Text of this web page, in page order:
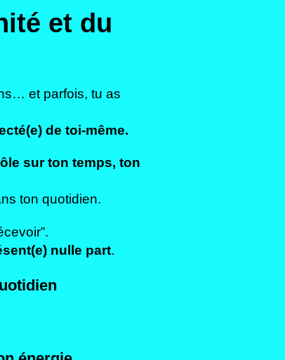
et du
et parfois, tu as
de toi-même.
sur ton temps, ton
ton quotidien.
nulle part.